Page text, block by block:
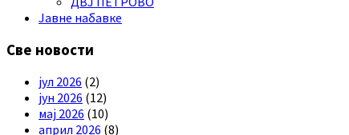
Јавне набавке
Све новости
јул 2026 (2)
јун 2026 (12)
мај 2026 (10)
април 2026 (8)